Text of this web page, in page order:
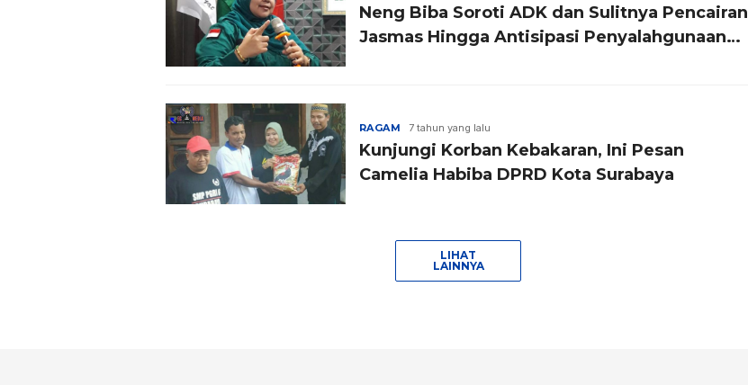
Neng Biba Soroti ADK dan Sulitnya Pencairan
Jasmas Hingga Antisipasi Penyalahgunaan
RAGAM 7 tahun yang lalu
Kunjungi Korban Kebakaran, Ini Pesan
Camelia Habiba DPRD Kota Surabaya
LIHAT
LAINNYA